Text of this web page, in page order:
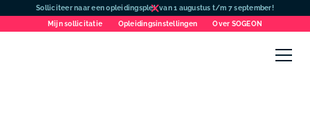
Solliciteer naar een opleidingsplek van 1 augustus t/m 7 september!
Mijn sollicitatie
Opleidingsinstellingen Over SOGEON